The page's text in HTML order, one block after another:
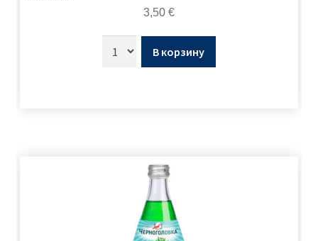
3,50 €
В корзину